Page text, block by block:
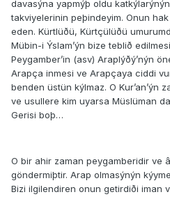
davasýna yapmýþ oldu
takviyelerinin peþindeyim. Onun
eden. Kürtlüðü, Kürtçülüðü
Mübin-i Ýslam’ýn bize teblið
Peygamber’in (asv) Araplýðý’nýn
Arapça inmesi ve Arapçaya ciddi
benden üstün kýlmaz. O Kur’an’ýn
ve usullere kim uyarsa Müslüman
Gerisi boþ…
O bir ahir zaman peygamberidir ve
göndermiþtir. Arap olmasýnýn
Bizi ilgilendiren onun getirdiði iman